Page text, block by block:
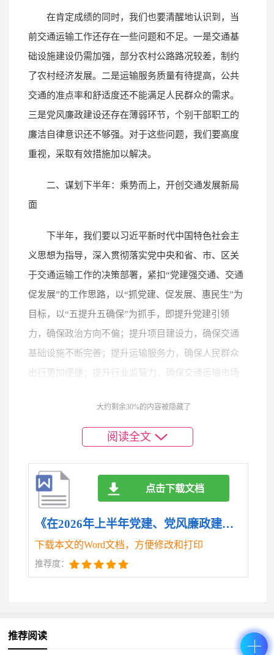
在肯定成绩的同时，我们也要清醒地认识到，当
前交通运输工作还存在一些问题和不足。一是交通基
础设施建设仍需加强，部分农村公路路况较差，制约
了农村经济发展。二是运输服务质量有待提高，公共
交通的准点率和舒适度还不能满足人民群众的需求。
三是党风廉政建设还存在薄弱环节，个别干部职工的
廉洁自律意识还不够强。对于这些问题，我们要高度
重视，采取有效措施加以解决。
二、谋划下半年：乘势而上，开创交通发展新局
面
下半年，我们要以习近平新时代中国特色社会主
义思想为指导，深入贯彻落实党中央和省、市、区关
于交通运输工作的决策部署，紧扣“党建强交通、交通
促发展”的工作思路，以“抓党建、促发展、惠民生”为
目标，以“五提升五确保”为抓手，即提升党建引领
力，确保政治方向不偏；提升项目建设力，确保交通
基础设施不断完善；提升运输服务力，确保人民群众
出行更加便捷；提升行业监管力，确保交通运输市场
提高，努力开创交通运输事业发展新局面。
（一）强化党建引领，筑牢发展根基。一是持续
加强理论学习。坚持把学习贯彻习近平新时代中国特
色社会主义思想作为首要政治任务，深入学习习近平
总书记关于交通运输工作的重要论述，不断提高政治
站位和理论水平。二是加强基层党组织建设。进一步
优化党组织设置，加强党支部标准化建设，提高党组
织的凝聚力和战斗力。三是推进党建与业务深度融
合。围绕交通运输中心工作，开展“党建+项目建设”
（二）加快项目建设，完善交通网络。一是加快
大约剩余30%的内容被隐藏了
阅读全文
《在2026年上半年党建、党风廉政建设暨意识形态工作会议上的讲话.doc》
下载本文的Word文档，方便修改和打印
推荐度：
点击下载文档
推荐阅读